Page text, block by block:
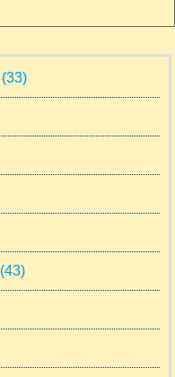
(33)
(43)